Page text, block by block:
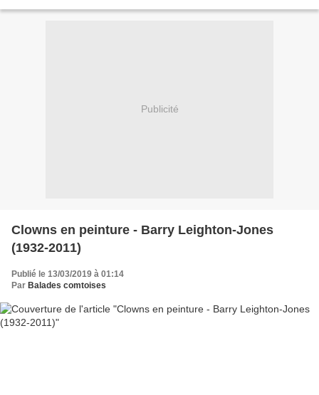
Publicité
Clowns en peinture - Barry Leighton-Jones
(1932-2011)
Publié le 13/03/2019 à 01:14
Par Balades comtoises